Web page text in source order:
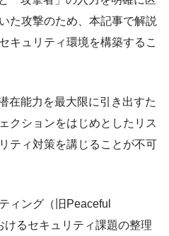
た攻撃のため、本記事で解説
キュリティ環境を構築するこ
在能力を最大限に引き出すた
クションをはじめとしたリス
ティ対策を講じることが不可
ィング（旧Peaceful
けるセキュリティ課題の整理